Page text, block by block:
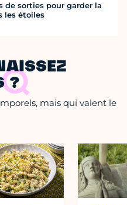
de sorties pour garder la
les étoiles
?
mais qui valent le